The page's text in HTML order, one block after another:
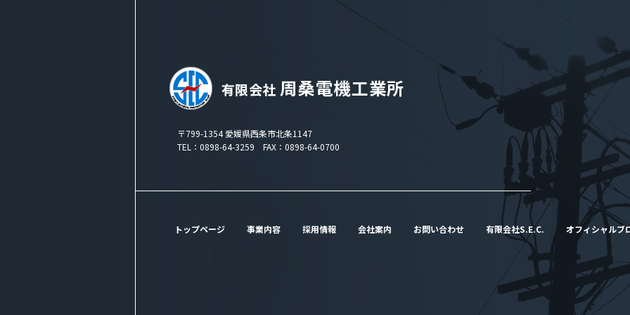
トップページ 事業内容 採用情報 会社案内 お問い合わせ 有限会社S.E.C. オフィシャルブ
〒799-1354 愛媛県西条市北条1147
TEL：0898-64-3259 FAX：0898-64-0700